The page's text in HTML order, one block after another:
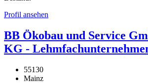
Profil ansehen
BB Ökobau und Service
KG -
55130
Mainz